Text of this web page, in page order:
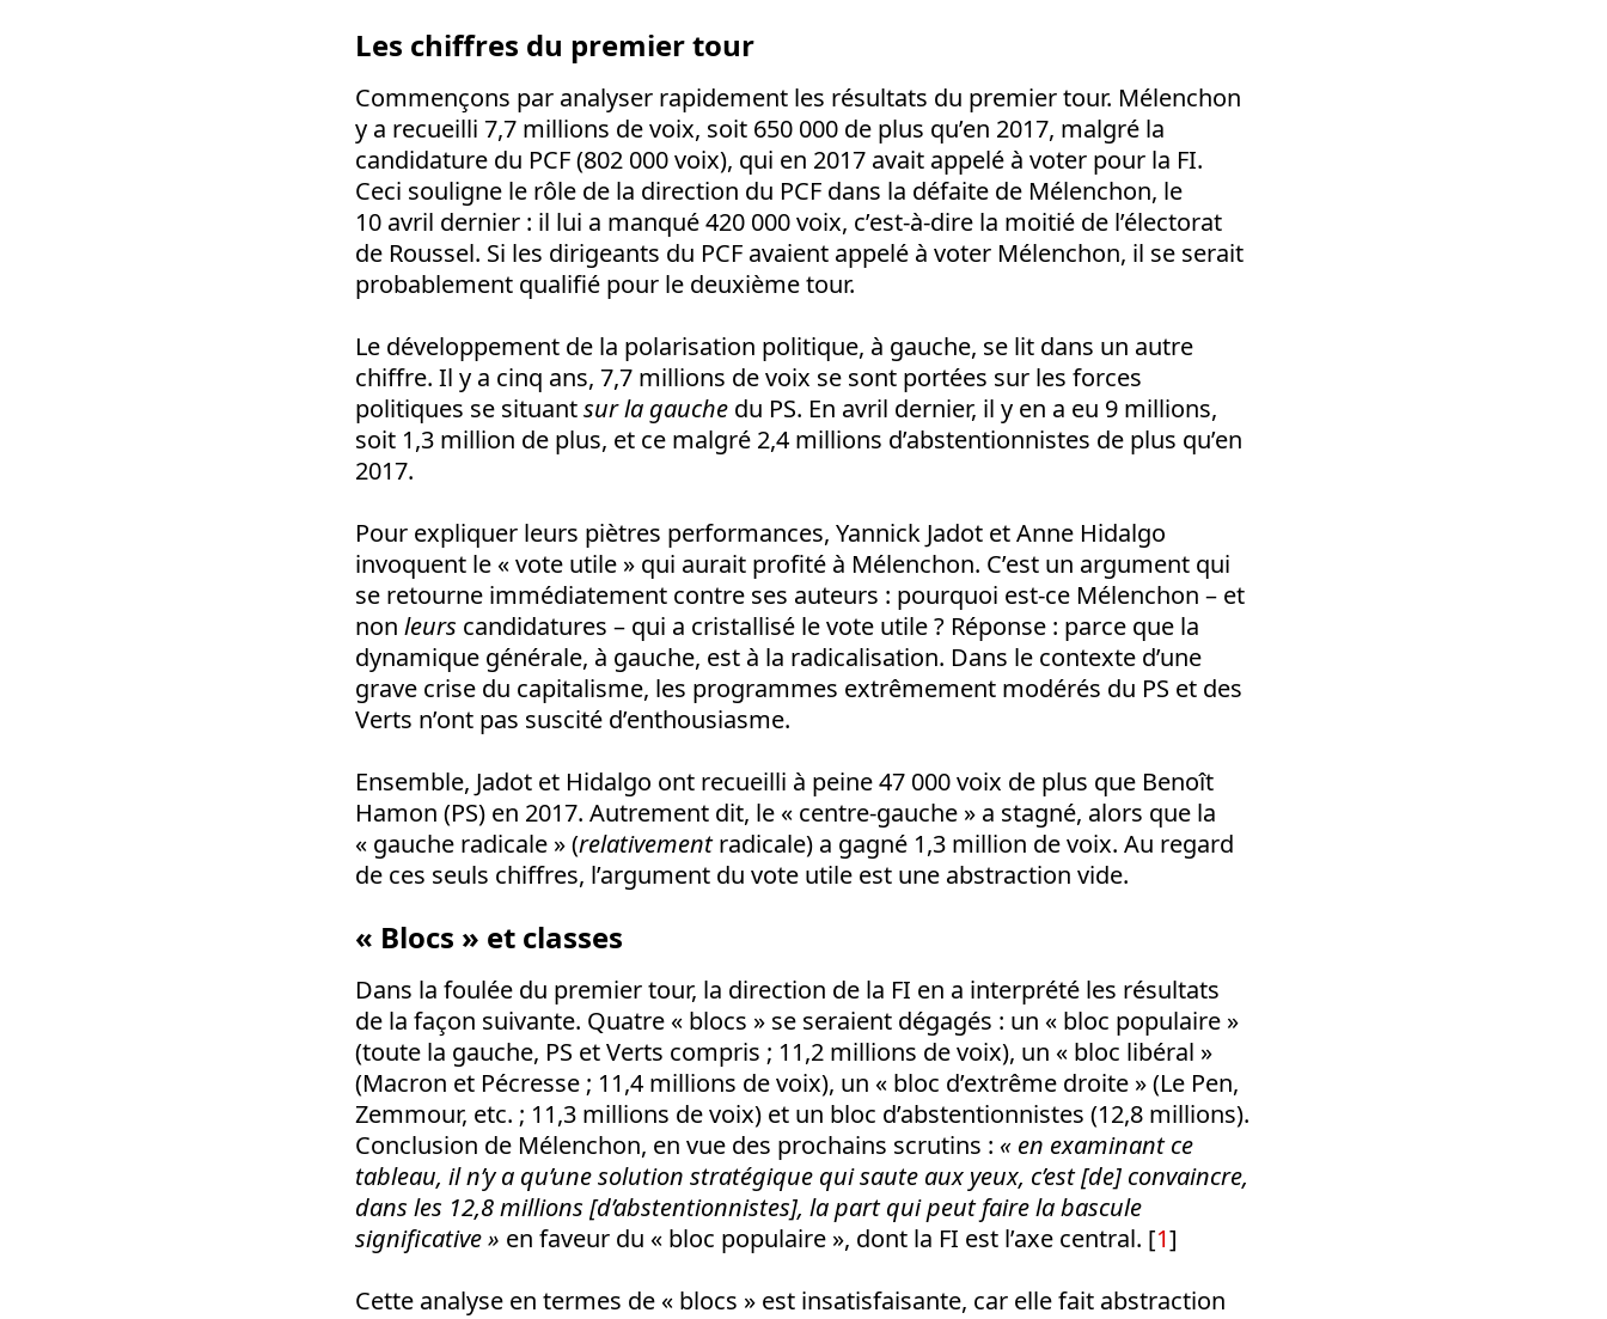
Les chiffres du premier tour
Commençons par analyser rapidement les résultats du premier tour. Mélenchon
y a recueilli 7,7 millions de voix, soit 650 000 de plus qu’en 2017, malgré la
candidature du PCF (802 000 voix), qui en 2017 avait appelé à voter pour la FI.
Ceci souligne le rôle de la direction du PCF dans la défaite de Mélenchon, le
10 avril dernier : il lui a manqué 420 000 voix, c’est-à-dire la moitié de l’électorat
de Roussel. Si les dirigeants du PCF avaient appelé à voter Mélenchon, il se serait
probablement qualifié pour le deuxième tour.
Le développement de la polarisation politique, à gauche, se lit dans un autre
chiffre. Il y a cinq ans, 7,7 millions de voix se sont portées sur les forces
politiques se situantsur la gauche du PS. En avril dernier, il y en a eu 9 millions,
soit 1,3 million de plus, et ce malgré 2,4 millions d’abstentionnistes de plus qu’en
2017.
Pour expliquer leurs piètres performances, Yannick Jadot et Anne Hidalgo
invoquent le « vote utile » qui aurait profité à Mélenchon. C’est un argument qui
se retourne immédiatement contre ses auteurs : pourquoi est-ce Mélenchon – et
non leurs candidatures – qui a cristallisé le vote utile ? Réponse : parce que la
dynamique générale, à gauche, est à la radicalisation. Dans le contexte d’une
grave crise du capitalisme, les programmes extrêmement modérés du PS et des
Verts n’ont pas suscité d’enthousiasme.
Ensemble, Jadot et Hidalgo ont recueilli à peine 47 000 voix de plus que Benoît
Hamon (PS) en 2017. Autrement dit, le « centre-gauche » a stagné, alors que la
« gauche radicale » (relativementradicale) a gagné 1,3 million de voix. Au regard
de ces seuls chiffres, l’argument du vote utile est une abstraction vide.
« Blocs » et classes
Dans la foulée du premier tour, la direction de la FI en a interprété les résultats
de la façon suivante. Quatre « blocs » se seraient dégagés : un « bloc populaire »
(toute la gauche, PS et Verts compris ; 11,2 millions de voix), un « bloc libéral »
(Macron et Pécresse ; 11,4 millions de voix), un « bloc d’extrême droite » (Le Pen,
Zemmour, etc. ; 11,3 millions de voix) et un bloc d’abstentionnistes (12,8 millions).
Conclusion de Mélenchon, en vue des prochains scrutins : « en examinant ce
tableau, il n’y a qu’une solution stratégique qui saute aux yeux, c’est [de] convaincre,
dans les 12,8 millions [d’abstentionnistes], la part qui peut faire la bascule
significative » en faveur du « bloc populaire », dont la FI est l’axe central. [1]
Cette analyse en termes de « blocs » est insatisfaisante, car elle fait abstraction